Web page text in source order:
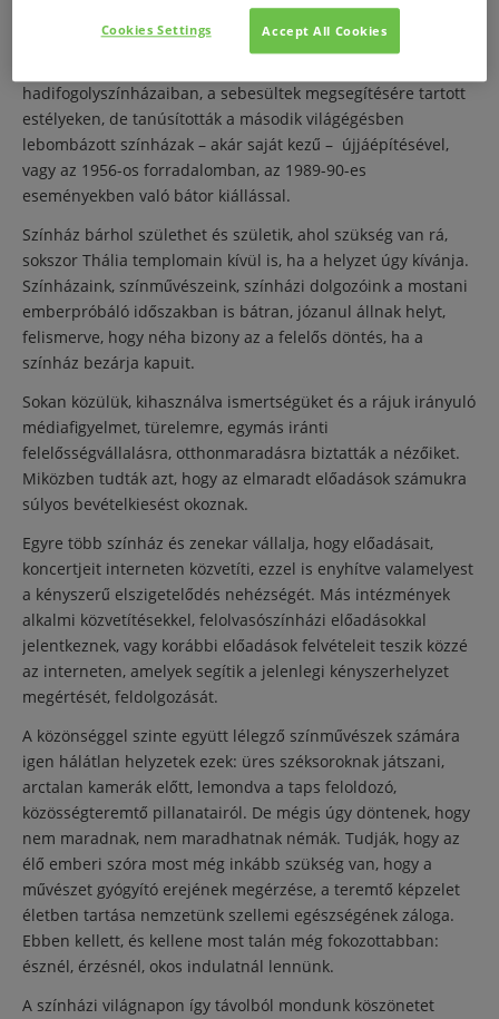
De színházi elődeink a társadalmi felelősséget is mélyen
átérezték és tanúsították: az 1848. március 15-i félbeszakadt
hadifogolyszínházaiban, a sebesültek megsegítésére tartott
estélyeken, de tanúsították a második világégésben
lebombázott színházak – akár saját kezű – újjáépítésével,
vagy az 1956-os forradalomban, az 1989-90-es
eseményekben való bátor kiállással.
Színház bárhol születhet és születik, ahol szükség van rá,
sokszor Thália templomain kívül is, ha a helyzet úgy kívánja.
Színházaink, színművészeink, színházi dolgozóink a mostani
emberpróbáló időszakban is bátran, józanul állnak helyt,
felismerve, hogy néha bizony az a felelős döntés, ha a
színház bezárja kapuit.
Sokan közülük, kihasználva ismertségüket és a rájuk irányuló
médiafigyelmet, türelemre, egymás iránti
felelősségvállalásra, otthonmaradásra biztatták a nézőiket.
Miközben tudták azt, hogy az elmaradt előadások számukra
súlyos bevételkiesést okoznak.
Egyre több színház és zenekar vállalja, hogy előadásait,
koncertjeit interneten közvetíti, ezzel is enyhítve valamelyest
a kényszerű elszigetelődés nehézségét. Más intézmények
alkalmi közvetítésekkel, felolvasószínházi előadásokkal
jelentkeznek, vagy korábbi előadások felvételeit teszik közzé
az interneten, amelyek segítik a jelenlegi kényszerhelyzet
megértését, feldolgozását.
A közönséggel szinte együtt lélegző színművészek számára
igen hálátlan helyzetek ezek: üres széksoroknak játszani,
arctalan kamerák előtt, lemondva a taps feloldozó,
közösségteremtő pillanatairól. De mégis úgy döntenek, hogy
nem maradnak, nem maradhatnak némák. Tudják, hogy az
élő emberi szóra most még inkább szükség van, hogy a
művészet gyógyító erejének megérzése, a teremtő képzelet
életben tartása nemzetünk szellemi egészségének záloga.
Ebben kellett, és kellene most talán még fokozottabban:
észnél, érzésnél, okos indulatnál lennünk.
A színházi világnapon így távolból mondunk köszönetet
Accept All Cookies
Cookies Settings